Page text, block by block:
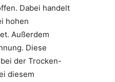
Dabei handelt
hohen
Außerdem
Diese
der Trocken-
diesem